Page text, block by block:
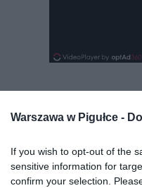
Warszawa w Pigułce -
If you wish to opt-out of the
sensitive information for
confirm your selection.